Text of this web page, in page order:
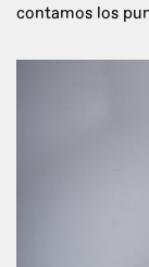
contamos los